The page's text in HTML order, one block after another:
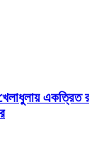
একত্রিত